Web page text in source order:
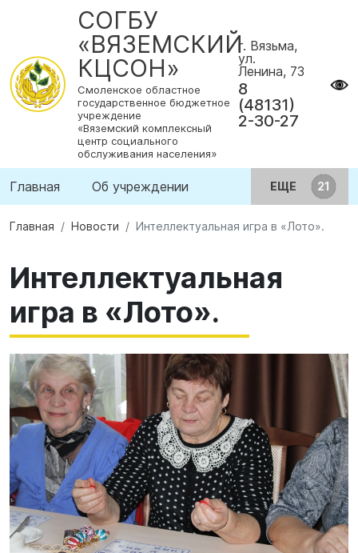
СОГБУ
«ВЯЗЕМСКИЙ
КЦСОН»
Смоленское областное
государственное бюджетное
учреждение
«Вяземский комплексный
центр социального
обслуживания населения»
г. Вязьма,
ул.
Ленина, 73
8
(48131)
2-30-27
Главная Об учреждении ЕЩЕ
Главная Новости Интеллектуальная игра в «Лото».
Интеллектуальная
игра в «Лото».